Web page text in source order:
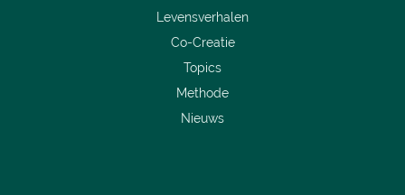
Levensverhalen
Co-Creatie
Topics
Methode
Nieuws